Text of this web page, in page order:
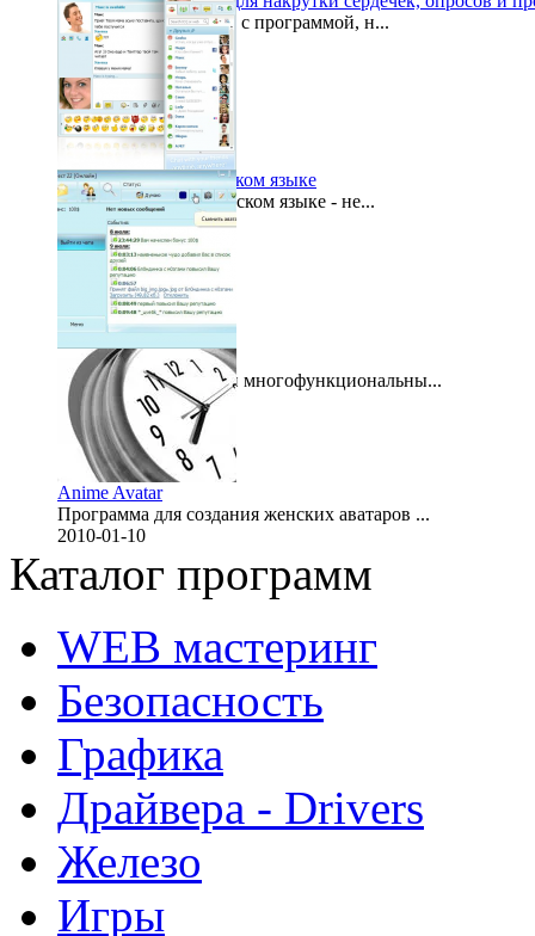
Чтобы начать работу с программой, н...
2012-01-10
Аська онлайн на русском языке
Аська онлайн на русском языке - не...
2011-04-28
People Chat v.1.9.6
People Chat это новый многофункциональны...
2011-04-05
Anime Avatar
Программа для создания женских аватаров ...
2010-01-10
Каталог программ
WEB мастеринг
Безопасность
Графика
Драйвера - Drivers
Железо
Игры